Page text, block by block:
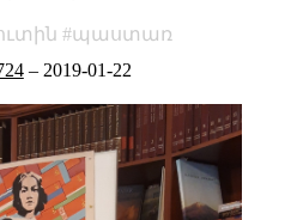
պաստառ
– 2019-01-22